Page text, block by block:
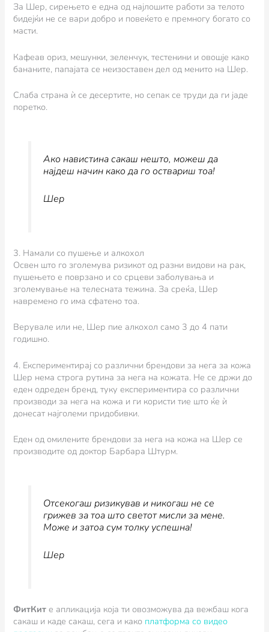
За Шер, сирењето е една од најлошите работи за телото
бидејќи не се вари добро и повеќето е премногу богато со
масти.
Кафеав ориз, мешунки, зеленчук, тестенини и овошје како
бананите, папајата се неизоставен дел од менито на Шер.
Слаба страна ѝ се десертите, но сепак се труди да ги јаде
поретко.
Ако навистина сакаш нешто, можеш да
најдеш начин како да го оствариш тоа!
Шер
3. Намали со пушење и алкохол
Освен што го зголемува ризикот од разни видови на рак,
пушењето е поврзано и со срцеви заболувања и
зголемување на телесната тежина. За среќа, Шер
навремено го има сфатено тоа.
Верувале или не, Шер пие алкохол само 3 до 4 пати
годишно.
4. Експериментирај со различни брендови за нега за кожа
Шер нема строга рутина за нега на кожата. Не се држи до
еден одреден бренд, туку експериментира со различни
производи за нега на кожа и ги користи тие што ќе ѝ
донесат најголеми придобивки.
Едeн од омилените брендови за нега на кожа на Шер се
производите од доктор Барбара Штурм.
Отсекогаш ризикував и никогаш не се
грижев за тоа што светот мисли за мене.
Може и затоа сум толку успешна!
Шер
ФитКит e апликација која ти овозможува да вежбаш кога
сакаш и каде сакаш, сега и како платформа со видео